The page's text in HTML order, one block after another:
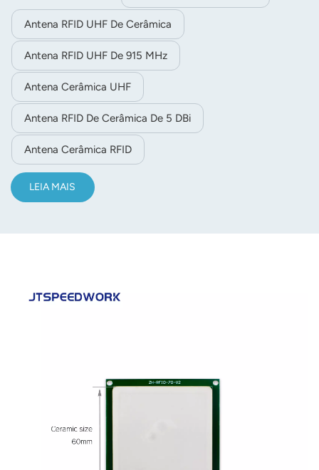
Antena RFID UHF De Cerâmica
Antena RFID UHF De 915 MHz
Antena Cerâmica UHF
Antena RFID De Cerâmica De 5 DBi
Antena Cerâmica RFID
LEIA MAIS